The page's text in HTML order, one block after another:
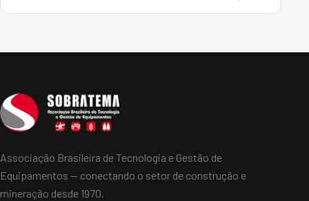
Associação Brasileira de Tecnologia e Gestão de
Equipamentos — conectando o setor de construção e
mineração desde 1970.